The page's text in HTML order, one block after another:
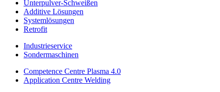
Unterpulver-Schweißen
Additive Lösungen
Systemlösungen
Retrofit
Industrieservice
Sondermaschinen
Competence Centre Plasma 4.0
Application Centre Welding